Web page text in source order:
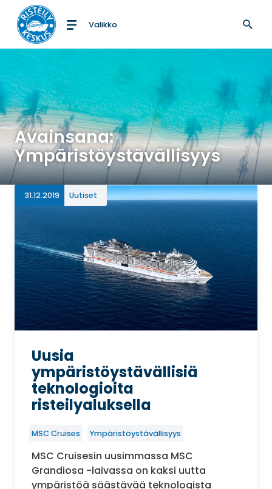
Etusivulle
Valikko
Avainsana:
Ympäristöystävällisyys
31.12.2019 Uutiset
Uusia
ympäristöystävällisiä
teknologioita
risteilyaluksella
MSC Cruises Ympäristöystävällisyys
MSC Cruisesin uusimmassa MSC
Grandiosa -laivassa on kaksi uutta
ympäristöä säästävää teknologista